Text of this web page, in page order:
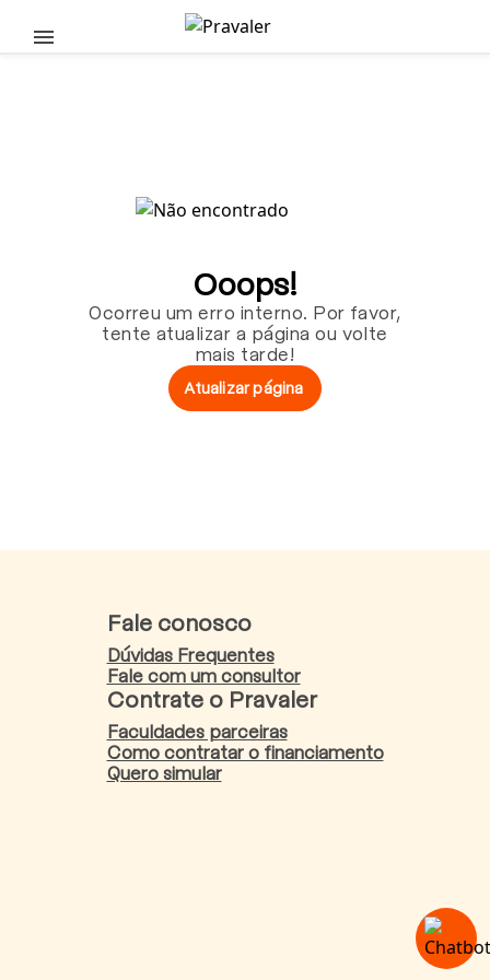
Pular para o conteúdo principal
Ooops!
Ocorreu um erro interno. Por favor,
tente atualizar a página ou volte
mais tarde!
Atualizar página
Fale conosco
Dúvidas Frequentes
Fale com um consultor
Contrate o Pravaler
Faculdades parceiras
Como contratar o financiamento
Quero simular